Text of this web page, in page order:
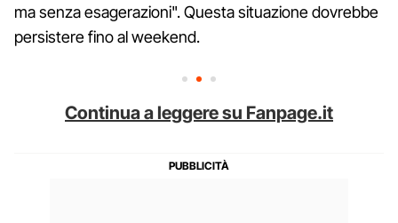
ma senza esagerazioni". Questa situazione dovrebbe
persistere fino al weekend.
Continua a leggere su Fanpage.it